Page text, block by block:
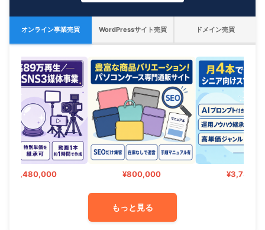
オンライン事業売買 WordPressサイト売買 ドメイン売買
¥800,000 ¥3,730,000
もっと見る